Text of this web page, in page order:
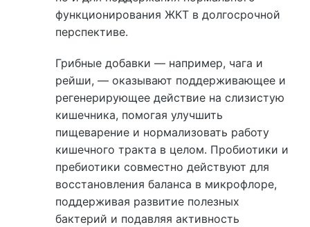
функционирования ЖКТ в долгосрочной
перспективе.
Грибные добавки — например, чага и
рейши, — оказывают поддерживающее и
регенерирующее действие на слизистую
кишечника, помогая улучшить
пищеварение и нормализовать работу
кишечного тракта в целом. Пробиотики и
пребиотики совместно действуют для
восстановления баланса в микрофлоре,
поддерживая развитие полезных
бактерий и подавляя активность